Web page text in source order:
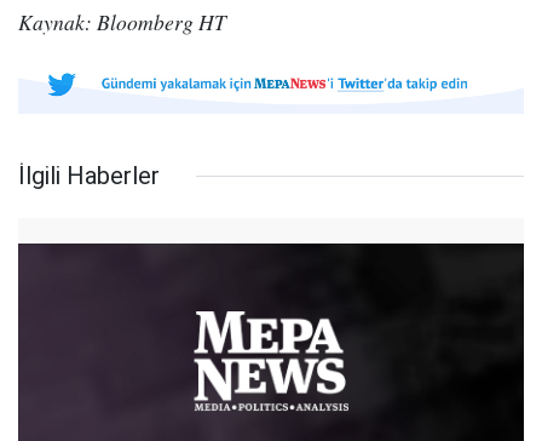
Kaynak: Bloomberg HT
İlgili Haberler